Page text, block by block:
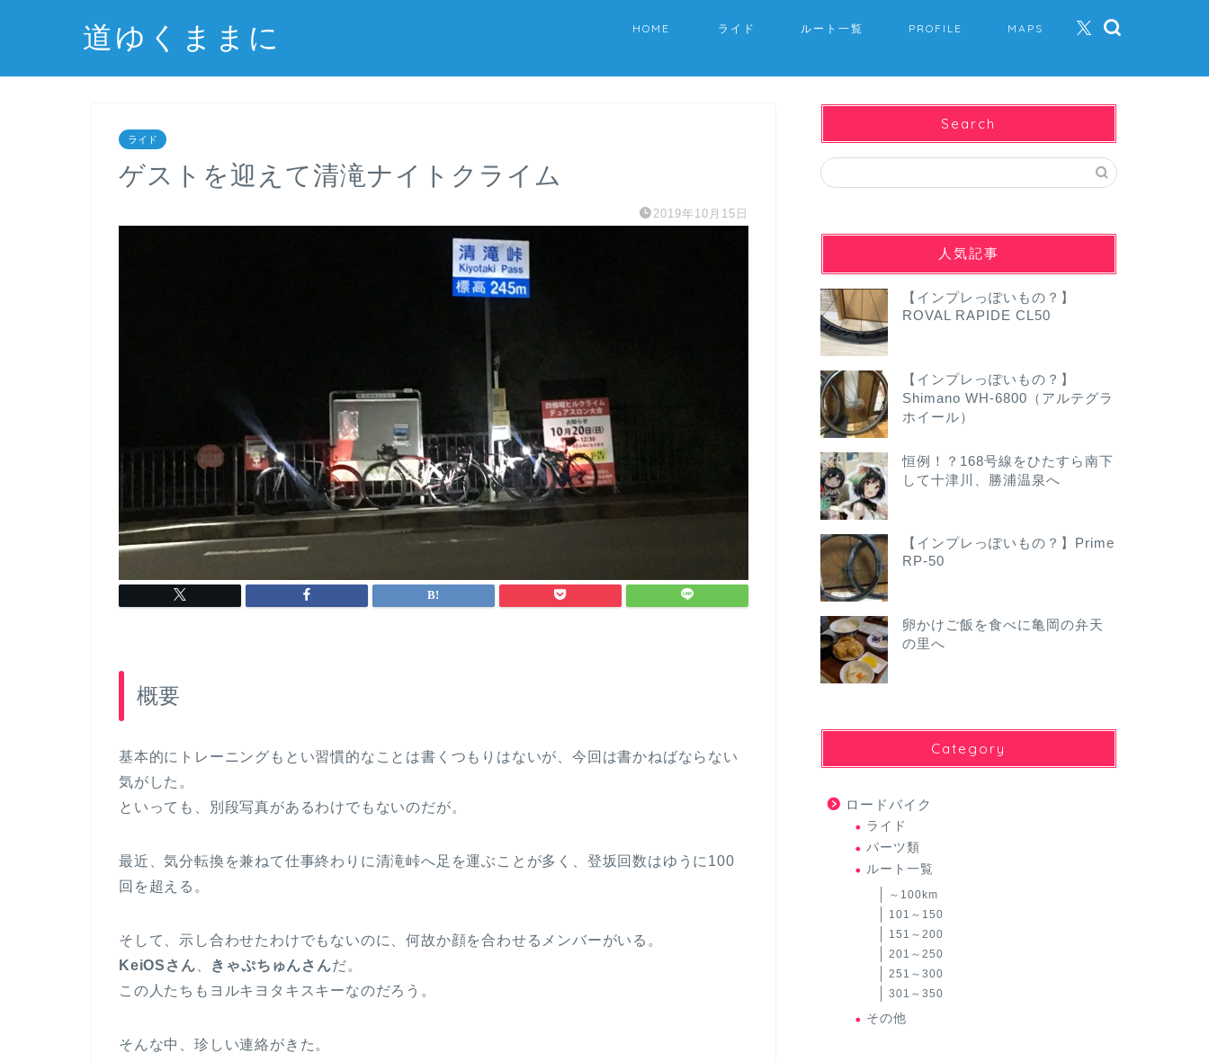
道ゆくままに HOME ライド ルート一覧 PROFILE MAPS
ライド
ゲストを迎えて清滝ナイトクライム
2019年10月15日
概要
基本的にトレーニングもとい習慣的なことは書くつもりはないが、今回は書かねばならない
気がした。
といっても、別段写真があるわけでもないのだが。
最近、気分転換を兼ねて仕事終わりに清滝峠へ足を運ぶことが多く、登坂回数はゆうに100
回を超える。
そして、示し合わせたわけでもないのに、何故か顔を合わせるメンバーがいる。
KeiOSさん
きゃぷちゅんさんだ。
この人たちもヨルキヨタキスキーなのだろう。
そんな中、珍しい連絡がきた。
Search
人気記事
【インプレっぽいもの？】
ROVAL RAPIDE CL50
【インプレっぽいもの？】
Shimano WH-6800（アルテグラ
ホイール）
恒例！？168号線をひたすら南下
して十津川、勝浦温泉へ
【インプレっぽいもの？】Prime
RP-50
卵かけご飯を食べに亀岡の弁天
の里へ
Category
ロードバイク
ライド
パーツ類
ルート一覧
～100km
101～150
151～200
201～250
251～300
301～350
その他